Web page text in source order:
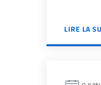
LIRE LA